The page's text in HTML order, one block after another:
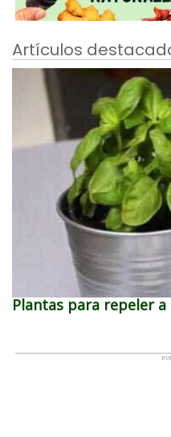
Artículos
Plantas para repeler